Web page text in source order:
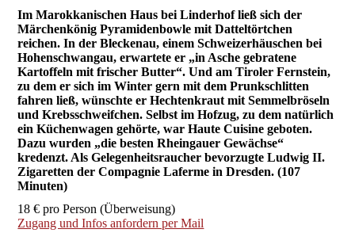
Im Marokkanischen Haus bei Linderhof ließ sich der
Märchenkönig Pyramidenbowle mit Datteltörtchen
reichen. In der Bleckenau, einem Schweizerhäuschen bei
Hohenschwangau, erwartete er „in Asche gebratene
Kartoffeln mit frischer Butter“. Und am Tiroler Fernstein,
zu dem er sich im Winter gern mit dem Prunkschlitten
fahren ließ, wünschte er Hechtenkraut mit Semmelbröseln
und Krebsschweifchen. Selbst im Hofzug, zu dem natürlich
ein Küchenwagen gehörte, war Haute Cuisine geboten.
Dazu wurden „die besten Rheingauer Gewächse“
kredenzt. Als Gelegenheitsraucher bevorzugte Ludwig II.
Zigaretten der Compagnie Laferme in Dresden. (107
Minuten)
18 € pro Person (Überweisung)
Zugang und Infos anfordern per Mail